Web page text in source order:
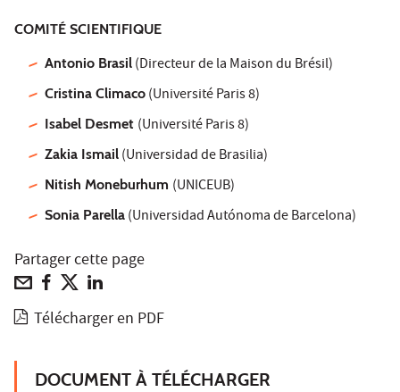
COMITÉ SCIENTIFIQUE
Antonio Brasil (Directeur de la Maison du Brésil)
Cristina Climaco (Université Paris 8)
Isabel Desmet (Université Paris 8)
Zakia Ismail (Universidad de Brasilia)
Nitish Moneburhum (UNICEUB)
Sonia Parella (Universidad Autónoma de Barcelona)
Partager cette page
Télécharger en PDF
DOCUMENT À TÉLÉCHARGER